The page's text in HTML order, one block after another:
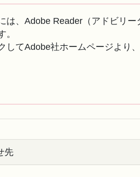
は、Adobe Reader（アドビリー
。
してAdobe社ホームページより
先